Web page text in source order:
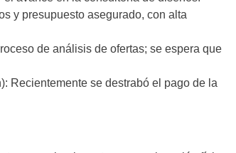
y presupuesto asegurado, con alta
de análisis de ofertas; se espera que
Recientemente se destrabó el pago de la